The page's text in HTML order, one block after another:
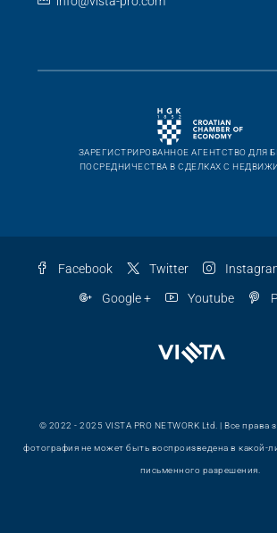
ЗАРЕГИСТРИРОВАННОЕ АГЕНТСТВО ДЛЯ
ПОСРЕДНИЧЕСТВА В СДЕЛКАХ С
Facebook Twitter
Google + Youtube
© 2022 - 2025 VISTA PRO NETWORK Ltd. | Все
фотография не может быть воспроизведена в какой-
письменного разрешения.